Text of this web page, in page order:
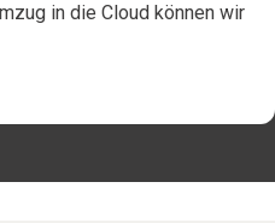
in die Cloud können wir